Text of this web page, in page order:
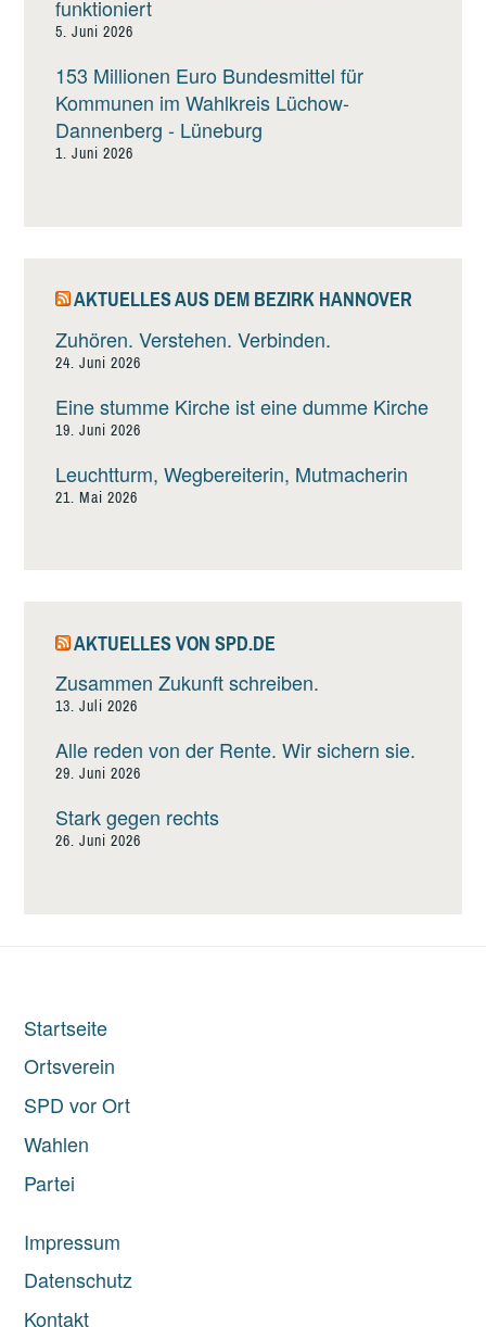
funktioniert
5. Juni 2026
153 Millionen Euro Bundesmittel für
Kommunen im Wahlkreis Lüchow-
Dannenberg - Lüneburg
1. Juni 2026
AKTUELLES AUS DEM BEZIRK HANNOVER
Zuhören. Verstehen. Verbinden.
24. Juni 2026
Eine stumme Kirche ist eine dumme Kirche
19. Juni 2026
Leuchtturm, Wegbereiterin, Mutmacherin
21. Mai 2026
AKTUELLES VON SPD.DE
Zusammen Zukunft schreiben.
13. Juli 2026
Alle reden von der Rente. Wir sichern sie.
29. Juni 2026
Stark gegen rechts
26. Juni 2026
Startseite
Ortsverein
SPD vor Ort
Wahlen
Partei
Impressum
Datenschutz
Kontakt